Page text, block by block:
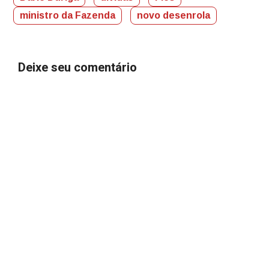
ministro da Fazenda
novo desenrola
Deixe seu comentário